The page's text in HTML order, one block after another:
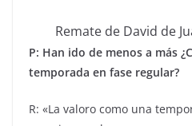
Remate de David de
P: Han ido de menos a más
temporada en fase regular?
R: «La valoro como una